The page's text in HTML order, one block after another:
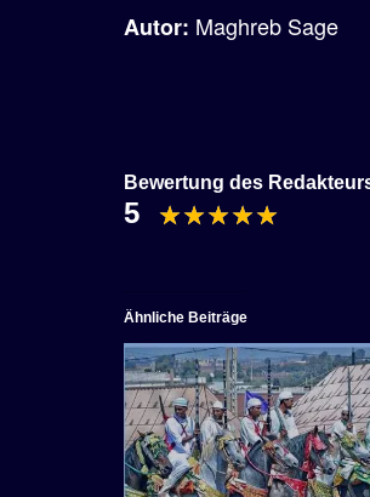
Autor: Maghreb Sage
Bewertung des
5
Ähnliche Beiträge